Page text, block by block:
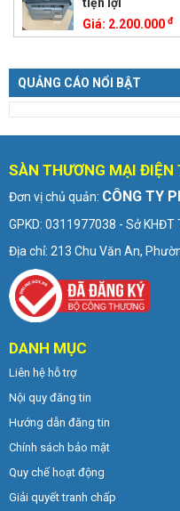
Giá: 2.200.000 đ
QUẢNG CÁO NỔI BẬT
SÀN THƯƠNG MẠI ĐIỆN
Đơn vị chủ quản: CÔNG TY
GPKD: 0311977038 - Sở
Địa chỉ: 213 Chu Văn An,
DANH MỤC
Liên hệ hỗ trợ
Nội quy đăng tin
Hướng dẫn đăng tin
Chính sách bảo mật
Quy chế hoạt động
Giải quyết tranh chấp